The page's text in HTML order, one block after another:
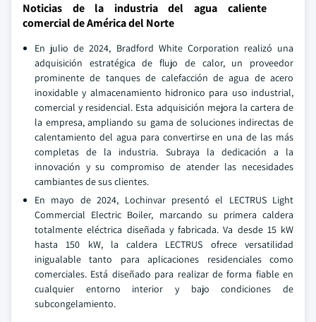
Noticias de la industria del agua caliente
comercial de América del Norte
En julio de 2024, Bradford White Corporation realizó una
adquisición estratégica de flujo de calor, un proveedor
prominente de tanques de calefacción de agua de acero
inoxidable y almacenamiento hidronico para uso industrial,
comercial y residencial. Esta adquisición mejora la cartera de
la empresa, ampliando su gama de soluciones indirectas de
calentamiento del agua para convertirse en una de las más
completas de la industria. Subraya la dedicación a la
innovación y su compromiso de atender las necesidades
cambiantes de sus clientes.
En mayo de 2024, Lochinvar presentó el LECTRUS Light
Commercial Electric Boiler, marcando su primera caldera
totalmente eléctrica diseñada y fabricada. Va desde 15 kW
hasta 150 kW, la caldera LECTRUS ofrece versatilidad
inigualable tanto para aplicaciones residenciales como
comerciales. Está diseñado para realizar de forma fiable en
cualquier entorno interior y bajo condiciones de
subcongelamiento.